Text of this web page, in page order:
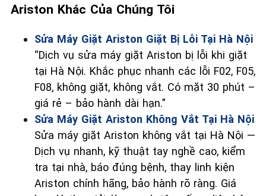
Ariston Khác Của Chúng Tôi
Sửa Máy Giặt Ariston Giặt Bị Lỗi Tại Hà Nội
“Dịch vụ sửa máy giặt Ariston bị lỗi khi giặt
tại Hà Nội. Khắc phục nhanh các lỗi F02, F05,
F08, không giặt, không vắt. Có mặt 30 phút –
giá rẻ – bảo hành dài hạn.”
Sửa Máy Giặt Ariston Không Vắt Tại Hà Nội
Sửa máy giặt Ariston không vắt tại Hà Nội —
Dịch vụ nhanh, kỹ thuật tay nghề cao, kiểm
tra tại nhà, báo đúng bệnh, thay linh kiện
Ariston chính hãng, bảo hành rõ ràng. Giá